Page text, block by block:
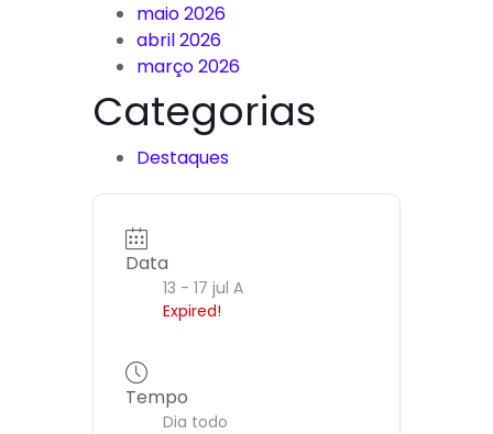
maio 2026
abril 2026
março 2026
Categorias
Destaques
Data
13 - 17 jul A
Expired!
Tempo
Dia todo